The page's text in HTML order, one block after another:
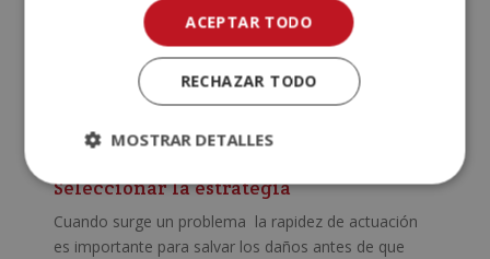
debe ser clara, solida y veraz.
En la estrategia de comunicación debes saber a que
publico te diriges, para utilizar el mensaje, el tono y
el canal adecuados dependiendo de la situación. De
soluciones.
Seleccionar la estrategia
Cuando surge un problema la rapidez de actuación
es importante para salvar los daños antes de que
ACEPTAR TODO
RECHAZAR TODO
MOSTRAR DETALLES